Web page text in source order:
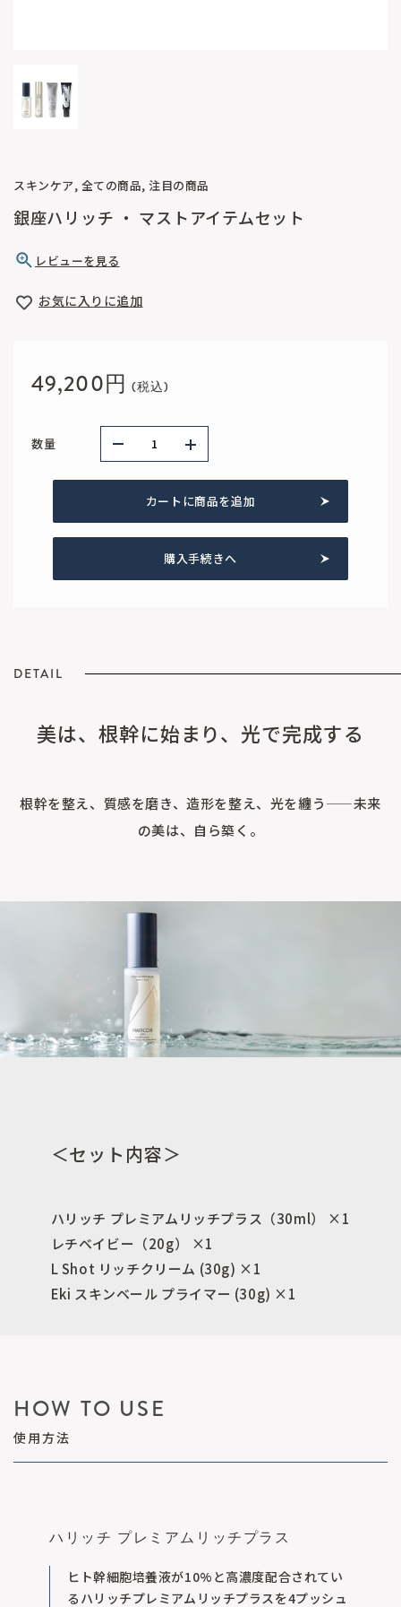
スキンケア, 全ての商品, 注目の商品
銀座ハリッチ ・ マストアイテムセット
レビューを見る
お気に入りに追加
49,200円
数量
カートに商品を追加
購入手続きへ
DETAIL
美は、根幹に始まり、光で完成する
根幹を整え、質感を磨き、造形を整え、光を纏う——未来
の美は、自ら築く。
＜セット内容＞
ハリッチ プレミアムリッチプラス（30ml） ×1
レチベイビー（20g） ×1
L Shot リッチクリーム (30g) ×1
Eki スキンベール プライマー (30g) ×1
HOW TO USE
使用方法
ハリッチ プレミアムリッチプラス
ヒト幹細胞培養液が10%と高濃度配合されてい
るハリッチプレミアムリッチプラスを4プッシュ